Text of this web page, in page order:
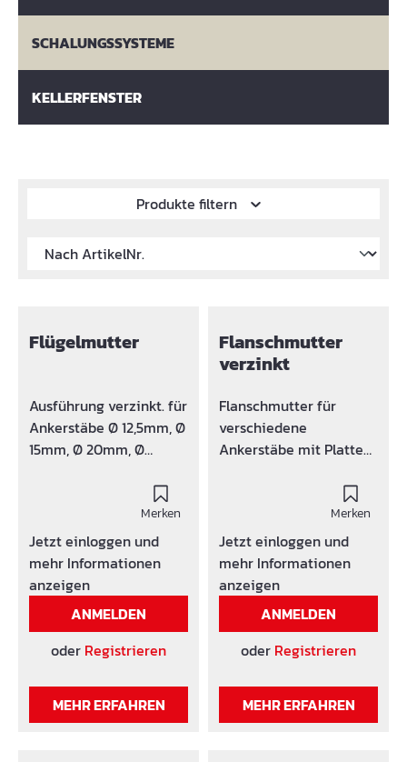
SCHALUNGSSYSTEME
KELLERFENSTER
Produkte filtern
Flügelmutter
Ausführung verzinkt. für
Ankerstäbe Ø 12,5mm, Ø
15mm, Ø 20mm, Ø
Merken
Jetzt einloggen und
mehr Informationen
anzeigen
ANMELDEN
oder Registrieren
MEHR ERFAHREN
Flanschmutter
verzinkt
Flanschmutter für
verschiedene
Ankerstäbe mit Platten-
70mm mit drei Flügel.
Ausführung verzinkt.
Merken
Jetzt einloggen und
mehr Informationen
anzeigen
ANMELDEN
oder Registrieren
MEHR ERFAHREN